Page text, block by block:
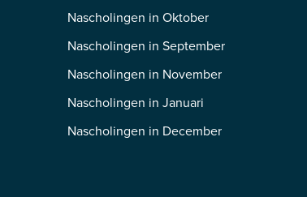
Nascholingen in Oktober
Nascholingen in September
Nascholingen in November
Nascholingen in Januari
Nascholingen in December